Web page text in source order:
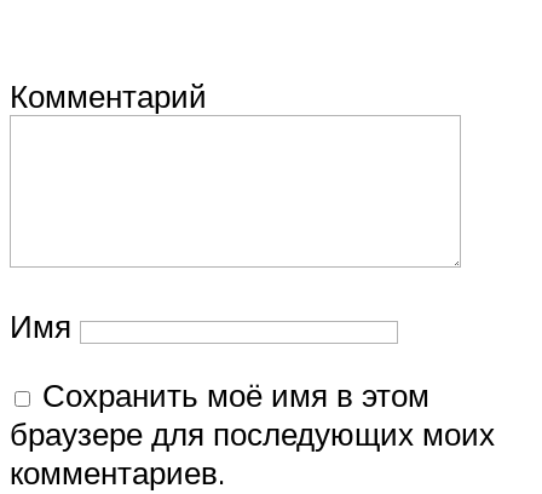
Комментарий
Имя
Сохранить моё имя в этом
браузере для последующих моих
комментариев.